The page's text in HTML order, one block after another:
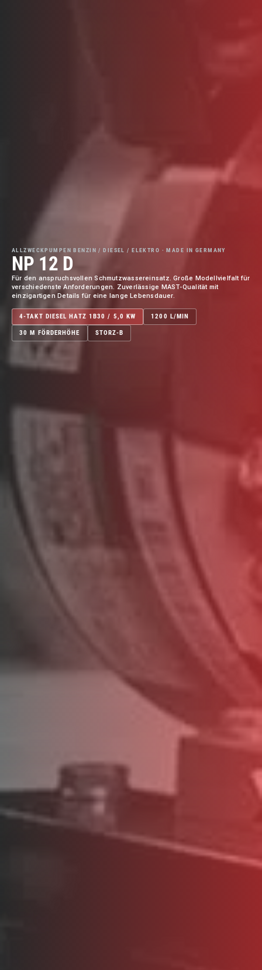
ALLZWECKPUMPEN BENZIN / DIESEL / ELEKTRO · MADE IN GERMANY
NP 12 D
Für den anspruchsvollen Schmutzwassereinsatz. Große Modellvielfalt für
verschiedenste Anforderungen. Zuverlässige MAST-Qualität mit
einzigartigen Details für eine lange Lebensdauer.
4-TAKT DIESEL HATZ 1B30 / 5,0 KW 1200 L/MIN
30 M FÖRDERHÖHE STORZ-B